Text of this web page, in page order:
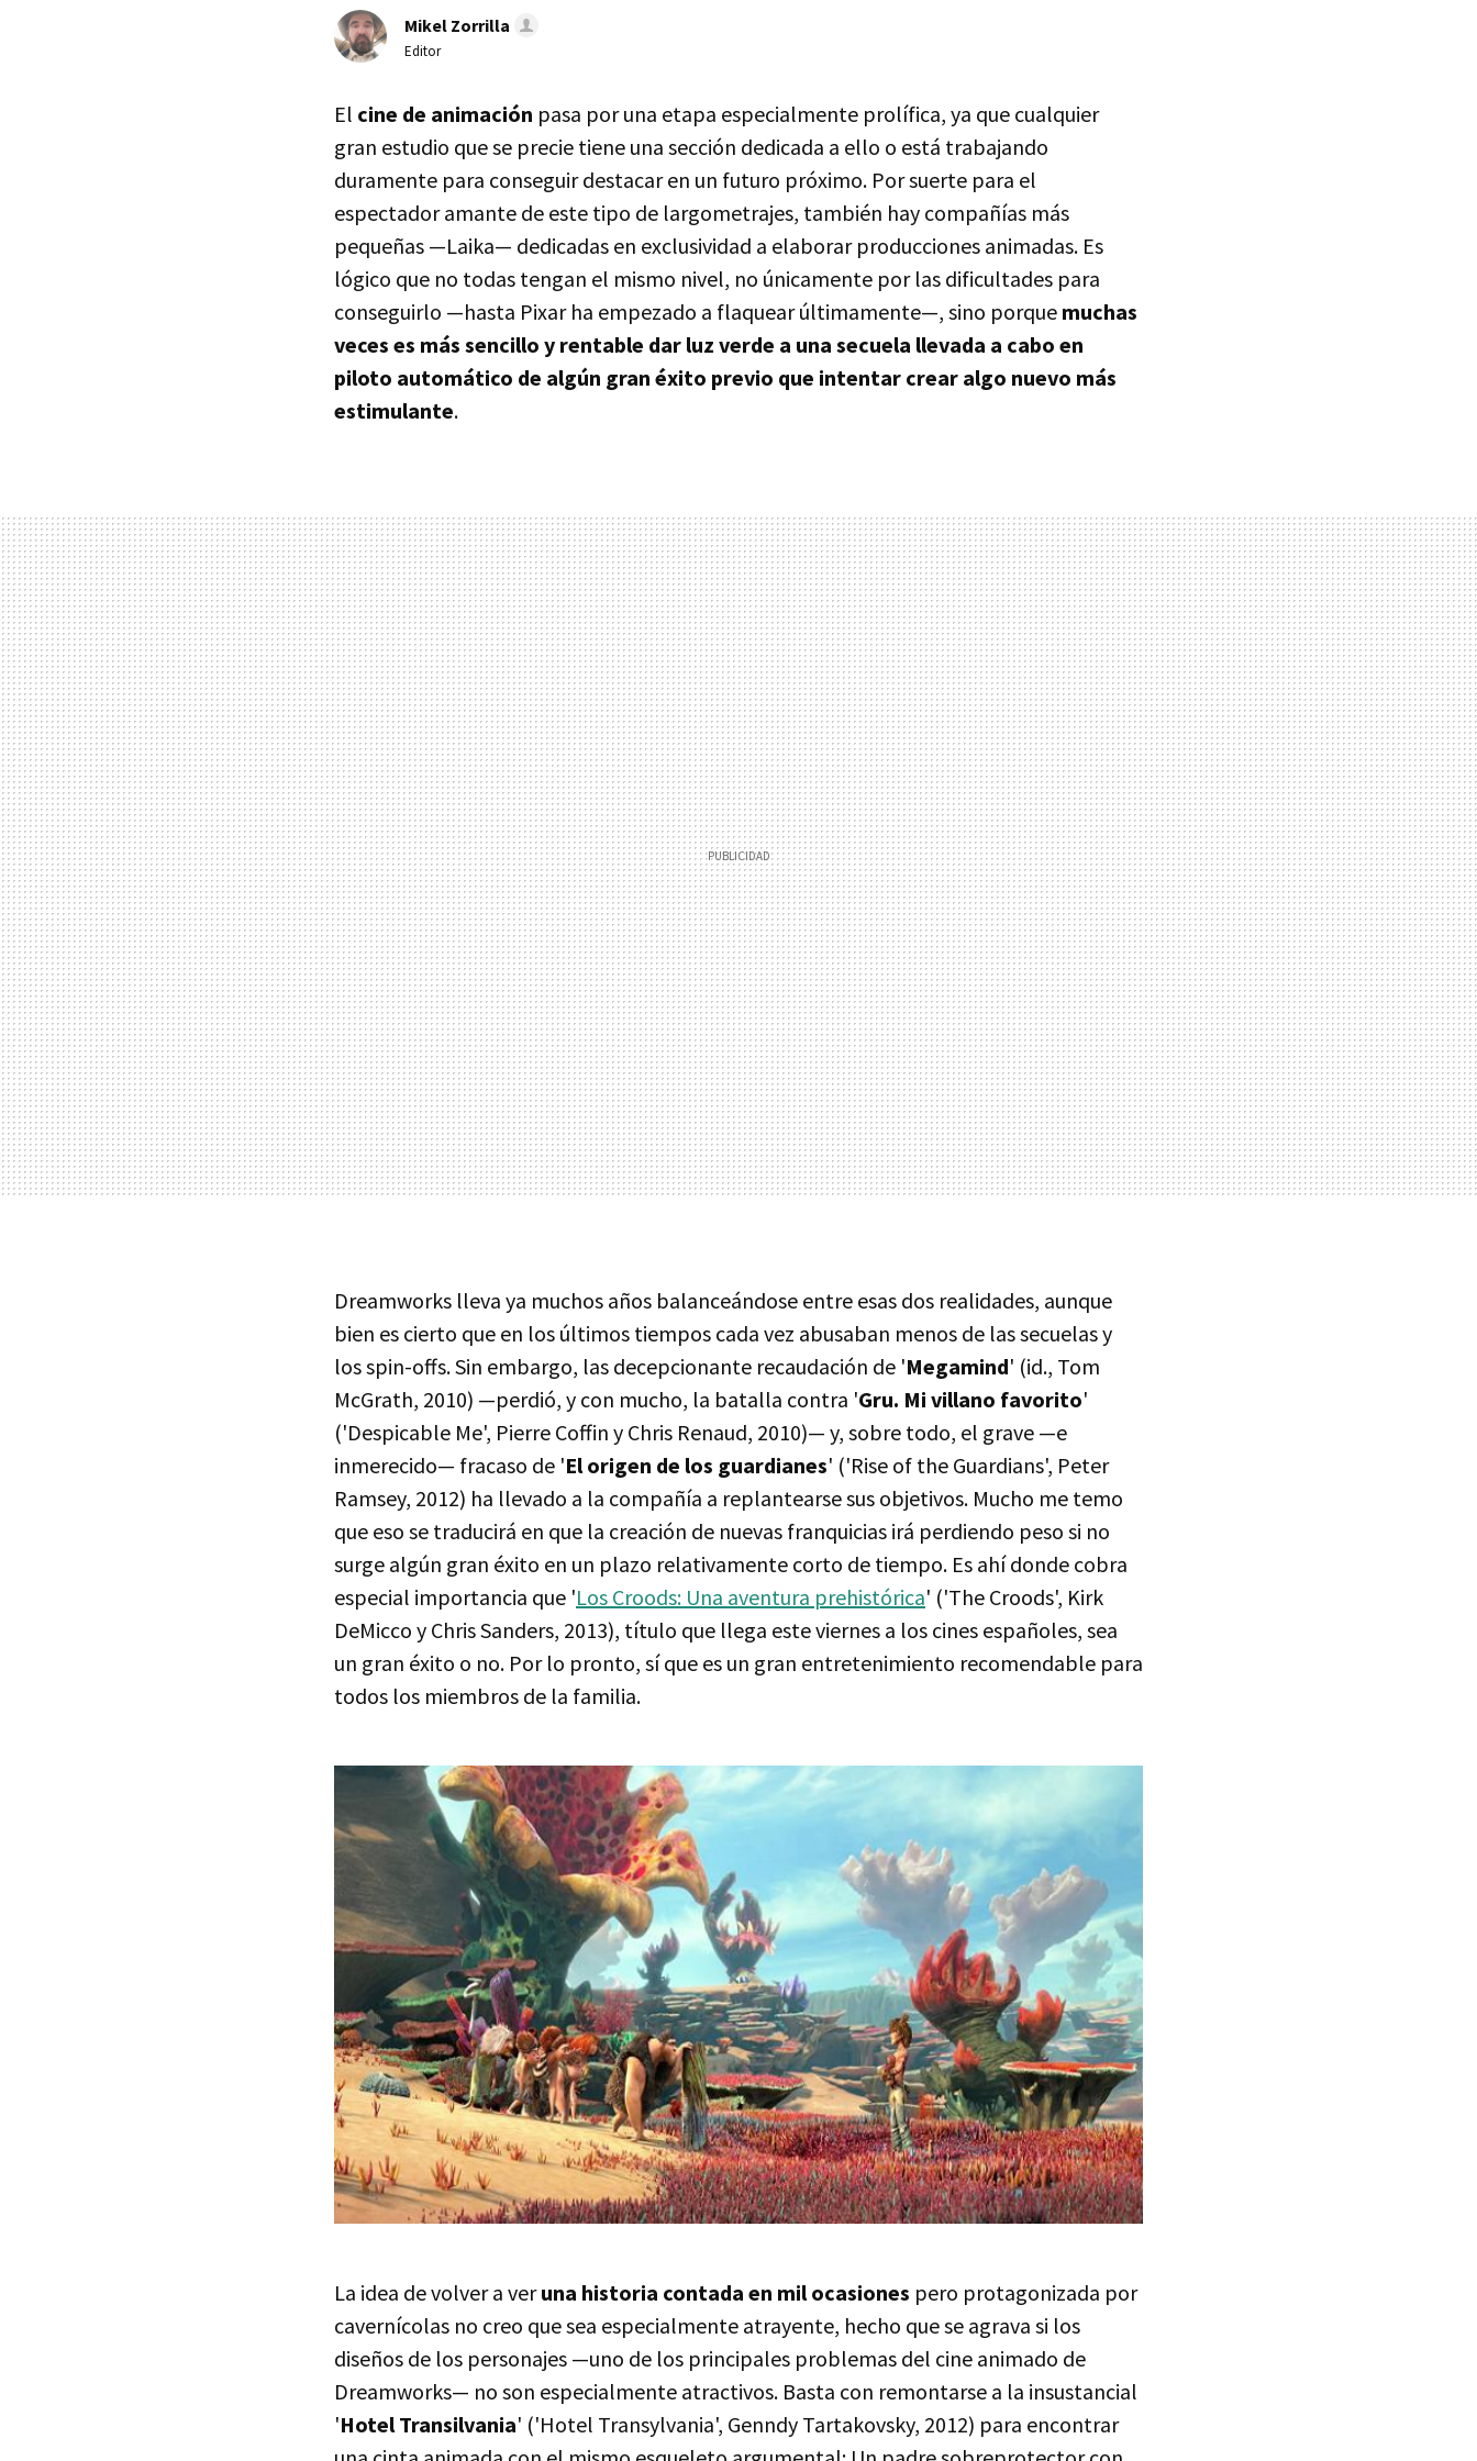
Mikel Zorrilla
Editor
El cine de animación pasa por una etapa especialmente prolífica, ya que cualquier
gran estudio que se precie tiene una sección dedicada a ello o está trabajando
duramente para conseguir destacar en un futuro próximo. Por suerte para el
espectador amante de este tipo de largometrajes, también hay compañías más
pequeñas —Laika— dedicadas en exclusividad a elaborar producciones animadas. Es
lógico que no todas tengan el mismo nivel, no únicamente por las dificultades para
conseguirlo —hasta Pixar ha empezado a flaquear últimamente—, sino porque muchas
veces es más sencillo y rentable dar luz verde a una secuela llevada a cabo en
piloto automático de algún gran éxito previo que intentar crear algo nuevo más
estimulante.
Dreamworks lleva ya muchos años balanceándose entre esas dos realidades, aunque
bien es cierto que en los últimos tiempos cada vez abusaban menos de las secuelas y
los spin-offs. Sin embargo, las decepcionante recaudación de 'Megamind' (id., Tom
McGrath, 2010) —perdió, y con mucho, la batalla contra 'Gru. Mi villano favorito'
('Despicable Me', Pierre Coffin y Chris Renaud, 2010)— y, sobre todo, el grave —e
inmerecido— fracaso de 'El origen de los guardianes' ('Rise of the Guardians', Peter
Ramsey, 2012) ha llevado a la compañía a replantearse sus objetivos. Mucho me temo
que eso se traducirá en que la creación de nuevas franquicias irá perdiendo peso si no
surge algún gran éxito en un plazo relativamente corto de tiempo. Es ahí donde cobra
especial importancia que 'Los Croods: Una aventura prehistórica' ('The Croods', Kirk
DeMicco y Chris Sanders, 2013), título que llega este viernes a los cines españoles, sea
un gran éxito o no. Por lo pronto, sí que es un gran entretenimiento recomendable para
todos los miembros de la familia.
La idea de volver a veruna historia contada en mil ocasiones pero protagonizada por
cavernícolas no creo que sea especialmente atrayente, hecho que se agrava si los
diseños de los personajes —uno de los principales problemas del cine animado de
Dreamworks— no son especialmente atractivos. Basta con remontarse a la insustancial
'Hotel Transilvania' ('Hotel Transylvania', Genndy Tartakovsky, 2012) para encontrar